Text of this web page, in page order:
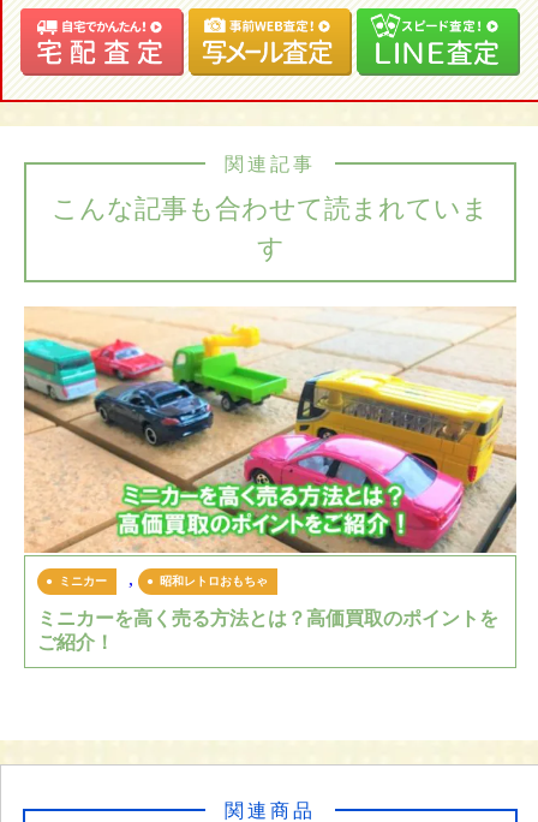
こんな記事も合わせて読まれていま
す
関連記事
ミニカー , 昭和レトロおもちゃ
ミニカーを高く売る方法とは？高価買取のポイントを
ご紹介！
関連商品